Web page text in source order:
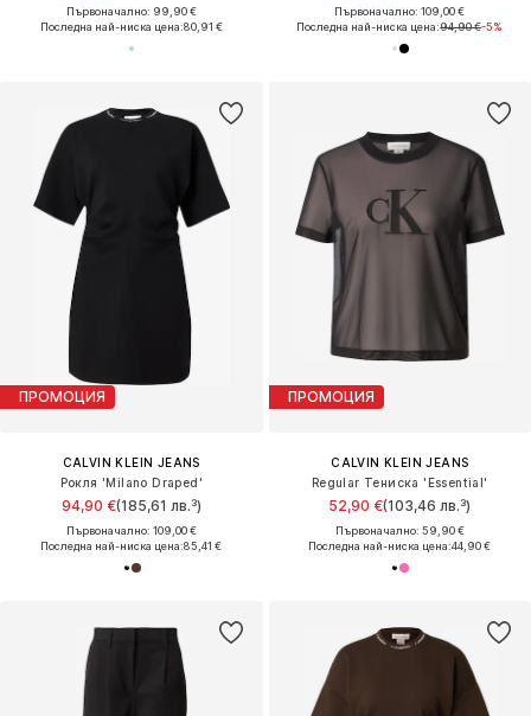
Първоначално: 99,90 €
Последна най-ниска цена:80,91 €
Първоначално: 109,00 €
Последна най-ниска цена:94,90 €-5%
ПРОМОЦИЯ
CALVIN KLEIN JEANS
Рокля 'Milano Draped'
94,90 €(185,61 лв.³)
Първоначално: 109,00 €
Последна най-ниска цена:85,41 €
ПРОМОЦИЯ
CALVIN KLEIN JEANS
Regular Тениска 'Essential'
52,90 €(103,46 лв.³)
Първоначално: 59,90 €
Последна най-ниска цена:44,90 €